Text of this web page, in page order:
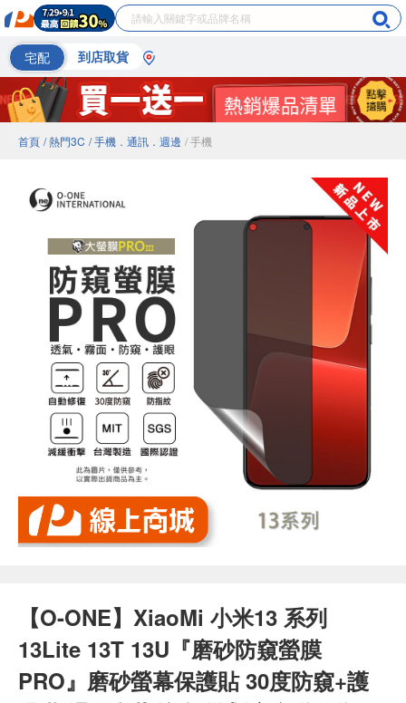
宅配 到店取貨
首頁 / 熱門3C / 手機．通訊．週邊 / 手機
【O-ONE】XiaoMi 小米13 系列
13Lite 13T 13U『磨砂防窺螢膜
PRO』磨砂螢幕保護貼 30度防窺+護